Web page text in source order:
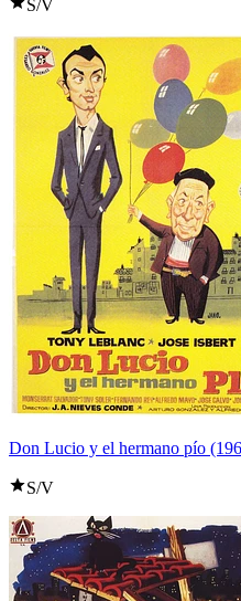
S/V
Don Lucio y el hermano pío
S/V